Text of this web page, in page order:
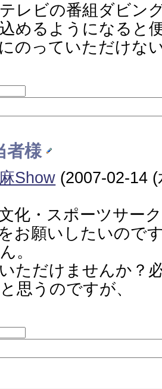
レビの番組ダビン
めるようになると
のっていただけな
者様
Show (2007-02-14
化・スポーツサー
お願いしたいので
。
ただけませんか？
思うのですが、